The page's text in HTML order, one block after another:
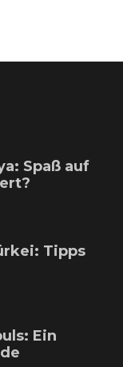
Spaß auf
Tipps
Ein